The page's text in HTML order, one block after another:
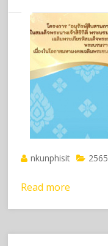
nkunphisit 2565
Read more